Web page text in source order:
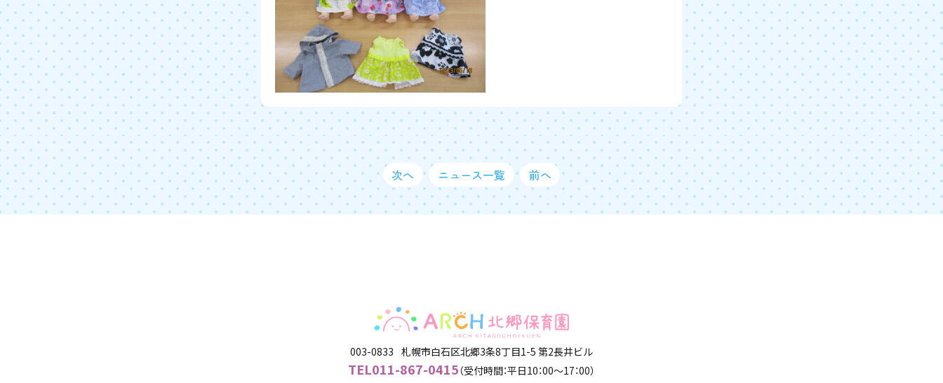
次へ ニュース一覧 前へ
003-0833 札幌市白石区北郷3条8丁目1-5 第2長井ビル​
TEL011-867-0415（受付時間：平日10：00～17：00）